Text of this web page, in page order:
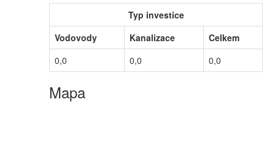
Typ investice
Vodovody
Kanalizace
Celkem
0,0
0,0 0,0
Mapa